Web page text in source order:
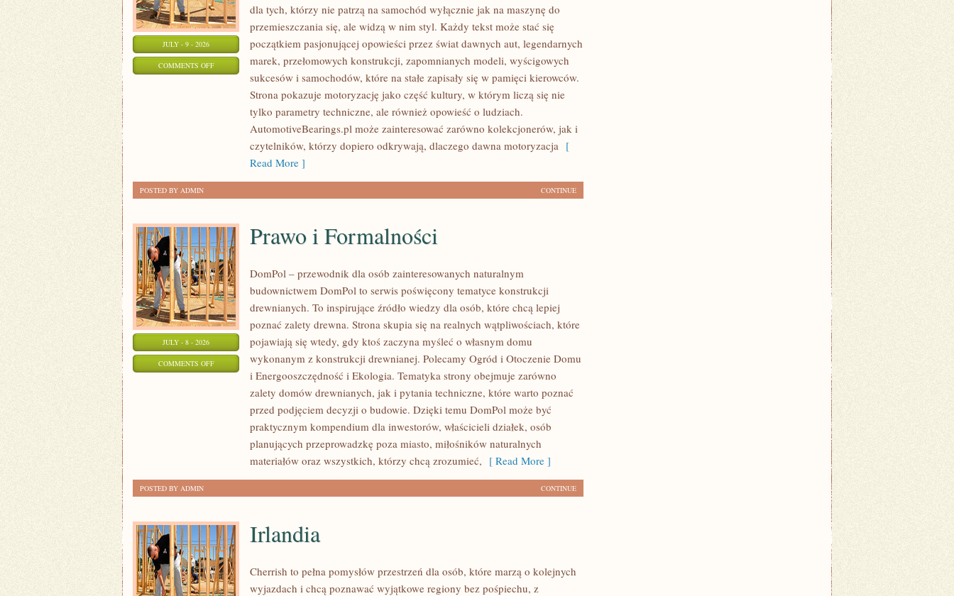
JULY - 9 - 2026
COMMENTS OFFON
WYDARZENIA
SPOTKANIA
KLASYKÓW
dla tych, którzy nie patrzą na samochód wyłącznie jak na maszynę do
przemieszczania się, ale widzą w nim styl. Każdy tekst może stać się
początkiem pasjonującej opowieści przez świat dawnych aut, legendarnych
marek, przełomowych konstrukcji, zapomnianych modeli, wyścigowych
sukcesów i samochodów, które na stałe zapisały się w pamięci kierowców.
Strona pokazuje motoryzację jako część kultury, w którym liczą się nie
tylko parametry techniczne, ale również opowieść o ludziach.
AutomotiveBearings.pl może zainteresować zarówno kolekcjonerów, jak i
czytelników, którzy dopiero odkrywają, dlaczego dawna motoryzacja [
Read More ]
CONTINUE
POSTED BY ADMIN
JULY - 8 - 2026
COMMENTS OFFON
FORMALNOŚCI
Prawo i Formalności
DomPol – przewodnik dla osób zainteresowanych naturalnym
budownictwem DomPol to serwis poświęcony tematyce konstrukcji
drewnianych. To inspirujące źródło wiedzy dla osób, które chcą lepiej
poznać zalety drewna. Strona skupia się na realnych wątpliwościach, które
pojawiają się wtedy, gdy ktoś zaczyna myśleć o własnym domu
wykonanym z konstrukcji drewnianej. Polecamy Ogród i Otoczenie Domu
i Energooszczędność i Ekologia. Tematyka strony obejmuje zarówno
zalety domów drewnianych, jak i pytania techniczne, które warto poznać
przed podjęciem decyzji o budowie. Dzięki temu DomPol może być
praktycznym kompendium dla inwestorów, właścicieli działek, osób
planujących przeprowadzkę poza miasto, miłośników naturalnych
materiałów oraz wszystkich, którzy chcą zrozumieć, [ Read More ]
CONTINUE
POSTED BY ADMIN
Irlandia
Cherrish to pełna pomysłów przestrzeń dla osób, które marzą o kolejnych
wyjazdach i chcą poznawać wyjątkowe regiony bez pośpiechu, z